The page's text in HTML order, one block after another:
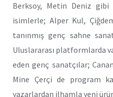
Berksoy, Metin Deniz
isimlerle; Alper Kul,
tanınmış genç sahne
Uluslararası platformlarda
eden genç sanatçılar;
Mine Çerçi de program
yazarlardan ilhamla yeni